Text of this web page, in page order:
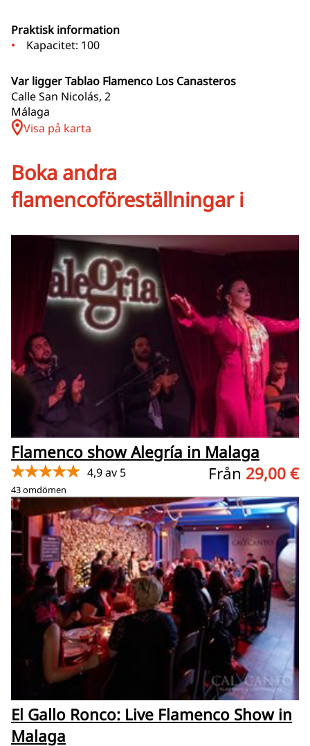
Praktisk information
Kapacitet: 100
Var ligger Tablao Flamenco Los Canasteros
Calle San Nicolás, 2
Málaga
Visa på karta
Boka andra
flamencoföreställningar i
Flamenco show Alegría in Malaga
★★★★★ 4,9 av 5
43 omdömen
Från 29,00 €
El Gallo Ronco: Live Flamenco Show in
Malaga